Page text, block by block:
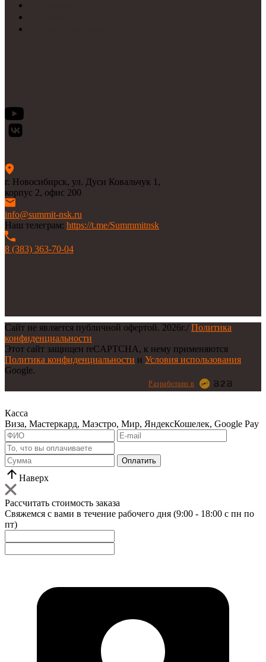
г. Новосибирск, ул. Дуси Ковальчук 1,
корпус 2, офис 200
info@summit-nsk.ru
Наш телеграм: https://t.me/Summmitnsk
8 (383) 363-70-04
Сайт не является публичной офертой. 2026г./ Политика
конфиденциальности
Этот сайт защищен reCAPTCHA, к нему применяются
Политика конфиденциальности и Условия использования
Google.
Разработано в
Касса
Виза, Мастеркард, Маэстро, Мир, ЯндексКошелек, Google Pay
Оплатить
Наверх
Рассчитать стоимость заказа
Свяжемся с вами в течение рабочего дня (9:00 - 18:00 с пн по
пт)